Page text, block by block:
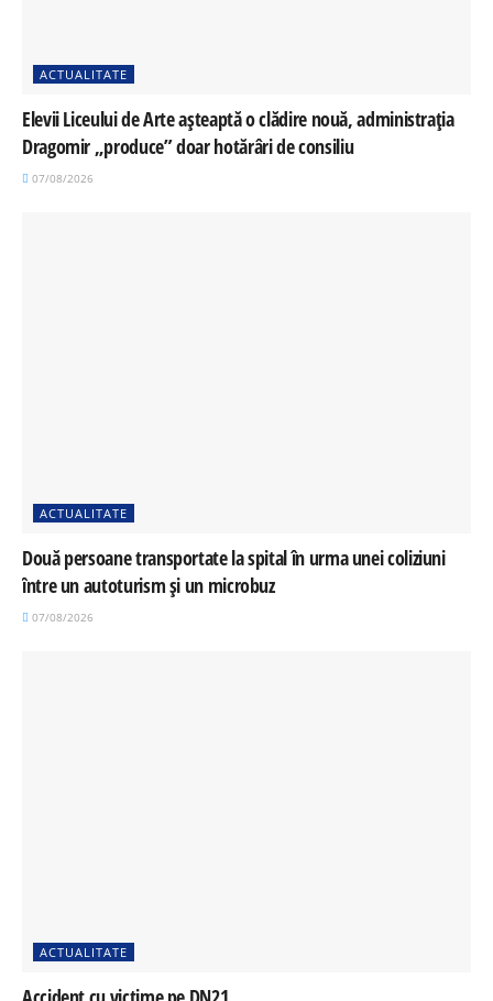
ACTUALITATE
Elevii Liceului de Arte așteaptă o clădire nouă, administrația
Dragomir „produce” doar hotărâri de consiliu
07/08/2026
ACTUALITATE
Două persoane transportate la spital în urma unei coliziuni
între un autoturism și un microbuz
07/08/2026
ACTUALITATE